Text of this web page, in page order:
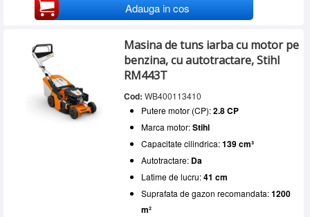
Adauga in cos
Masina de tuns iarba cu motor pe
benzina, cu autotractare, Stihl
RM443T
Cod: WB400113410
Putere motor (CP):2.8 CP
Marca motor:Stihl
Capacitate cilindrica:139 cm³
Autotractare: Da
Latime de lucru:41 cm
Suprafata de gazon recomandata:1200
m²